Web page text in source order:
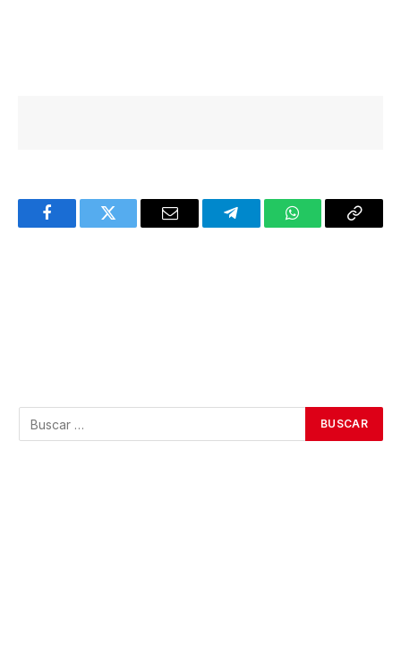
FacebookTwitter Email TelegramWhatsAppCopy